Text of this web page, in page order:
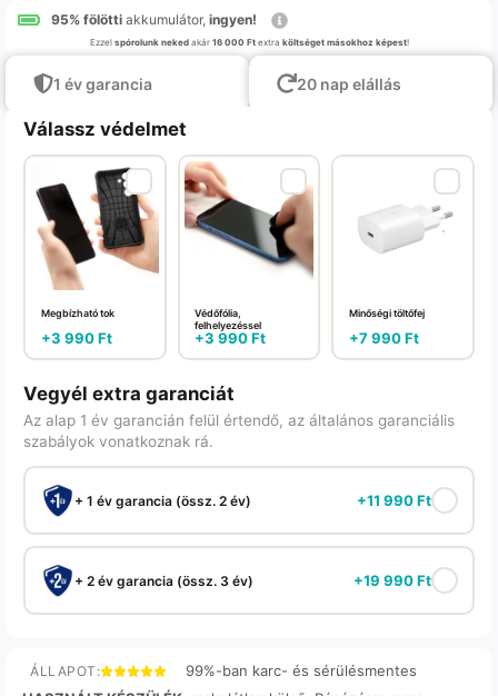
95% fölötti akkumulátor, ingyen!
Ezzel spórolunk nekedakár 16 000 Ftextra költséget másokhoz képest!
1 év garancia 20 nap elállás
Válassz védelmet
Megbízható tok
+3 990Ft
Védőfólia,
felhelyezéssel
+3 990Ft
Minőségi töltőfej
+7 990Ft
Vegyél extra garanciát
Az alap 1 év garancián felül értendő, az általános garanciális
szabályok vonatkoznak rá.
+ 1 év garancia (össz. 2 év) +11 990Ft
+ 2 év garancia (össz. 3 év) +19 990Ft
ÁLLAPOT:
99%-ban karc- és sérülésmentes